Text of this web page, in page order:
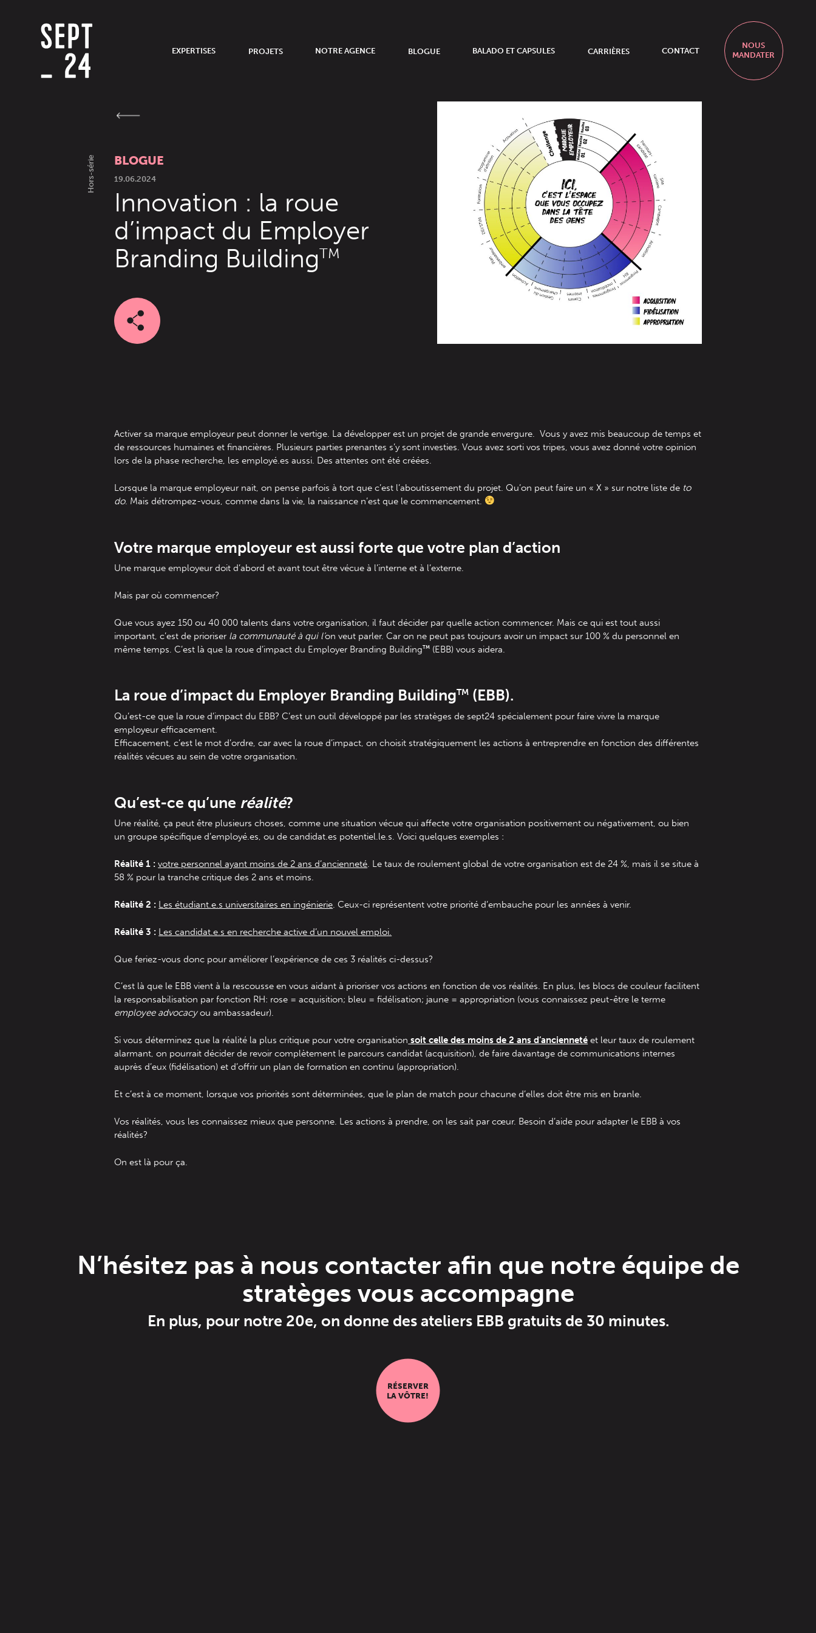
EXPERTISES PROJETS NOTRE AGENCE BLOGUE BALADO ET CAPSULES CARRIÈRES CONTACT
NOUS
MANDATER
Hors-série BLOGUE
19.06.2024
Innovation : la roue
d’impact du Employer
Branding BuildingTM
Activer sa marque employeur peut donner le vertige. La développer est un projet de grande envergure. Vous y avez mis beaucoup de temps et
de ressources humaines et financières. Plusieurs parties prenantes s’y sont investies. Vous avez sorti vos tripes, vous avez donné votre opinion
lors de la phase recherche, les employé.es aussi. Des attentes ont été créées.
Lorsque la marque employeur nait, on pense parfois à tort que c’est l’aboutissement du projet. Qu’on peut faire un « X » sur notre liste de to
do. Mais détrompez-vous, comme dans la vie, la naissance n’est que le commencement.
Votre marque employeur est aussi forte que votre plan d’action
Une marque employeur doit d’abord et avant tout être vécue à l’interne et à l’externe.
Mais par où commencer?
Que vous ayez 150 ou 40 000 talents dans votre organisation, il faut décider par quelle action commencer. Mais ce qui est tout aussi
important, c’est de prioriser la communauté à qui l’on veut parler. Car on ne peut pas toujours avoir un impact sur 100 % du personnel en
même temps. C’est là que la roue d’impact du Employer Branding BuildingTM (EBB) vous aidera.
La roue d’impact du Employer Branding BuildingTM (EBB).
Qu’est-ce que la roue d’impact du EBB? C’est un outil développé par les stratèges de sept24 spécialement pour faire vivre la marque
employeur efficacement.
Efficacement, c’est le mot d’ordre, car avec la roue d’impact, on choisit stratégiquement les actions à entreprendre en fonction des différentes
réalités vécues au sein de votre organisation.
Qu’est-ce qu’une réalité?
Une réalité, ça peut être plusieurs choses, comme une situation vécue qui affecte votre organisation positivement ou négativement, ou bien
un groupe spécifique d’employé.es, ou de candidat.es potentiel.le.s. Voici quelques exemples :
Réalité 1 : votre personnel ayant moins de 2 ans d’ancienneté. Le taux de roulement global de votre organisation est de 24 %, mais il se situe à
58 % pour la tranche critique des 2 ans et moins.
Réalité 2 : Les étudiant.e.s universitaires en ingénierie. Ceux-ci représentent votre priorité d’embauche pour les années à venir.
Réalité 3 : Les candidat.e.s en recherche active d’un nouvel emploi.
Que feriez-vous donc pour améliorer l’expérience de ces 3 réalités ci-dessus?
C’est là que le EBB vient à la rescousse en vous aidant à prioriser vos actions en fonction de vos réalités. En plus, les blocs de couleur facilitent
la responsabilisation par fonction RH: rose = acquisition; bleu = fidélisation; jaune = appropriation (vous connaissez peut-être le terme
employee advocacyou ambassadeur).
Si vous déterminez que la réalité la plus critique pour votre organisation soit celle des moins de 2 ans d’ancienneté et leur taux de roulement
alarmant, on pourrait décider de revoir complètement le parcours candidat (acquisition), de faire davantage de communications internes
auprès d’eux (fidélisation) et d’offrir un plan de formation en continu (appropriation).
Et c’est à ce moment, lorsque vos priorités sont déterminées, que le plan de match pour chacune d’elles doit être mis en branle.
Vos réalités, vous les connaissez mieux que personne. Les actions à prendre, on les sait par cœur. Besoin d’aide pour adapter le EBB à vos
réalités?
On est là pour ça.
N’hésitez pas à nous contacter afin que notre équipe de
stratèges vous accompagne
En plus, pour notre 20e, on donne des ateliers EBB gratuits de 30 minutes.
RÉSERVER
LA VÔTRE!